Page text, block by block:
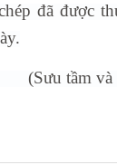
đã được